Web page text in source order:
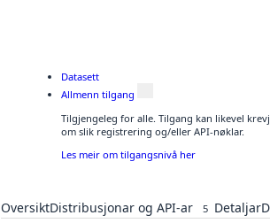
Datasett
Allmenn tilgang
Tilgjengeleg for alle. Tilgang kan likevel
om slik registrering og/eller API-nøklar.
Les meir om tilgangsnivå her
OversiktDistribusjonar og API-ar 5 Detaljar